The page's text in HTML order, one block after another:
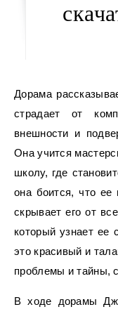
Дорама рассказывает о девушке Лим Джу-гён, которая
страдает от
внешности и
Она учится
школу, где
она боится, что ее
скрывает его от
который узнает
это красивый и
проблемы и тайны,
В ходе дорамы